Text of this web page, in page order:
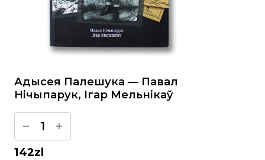
Адысея Палешука — Павал
Нічыпарук, Ігар Мельнікаў
1
142zl